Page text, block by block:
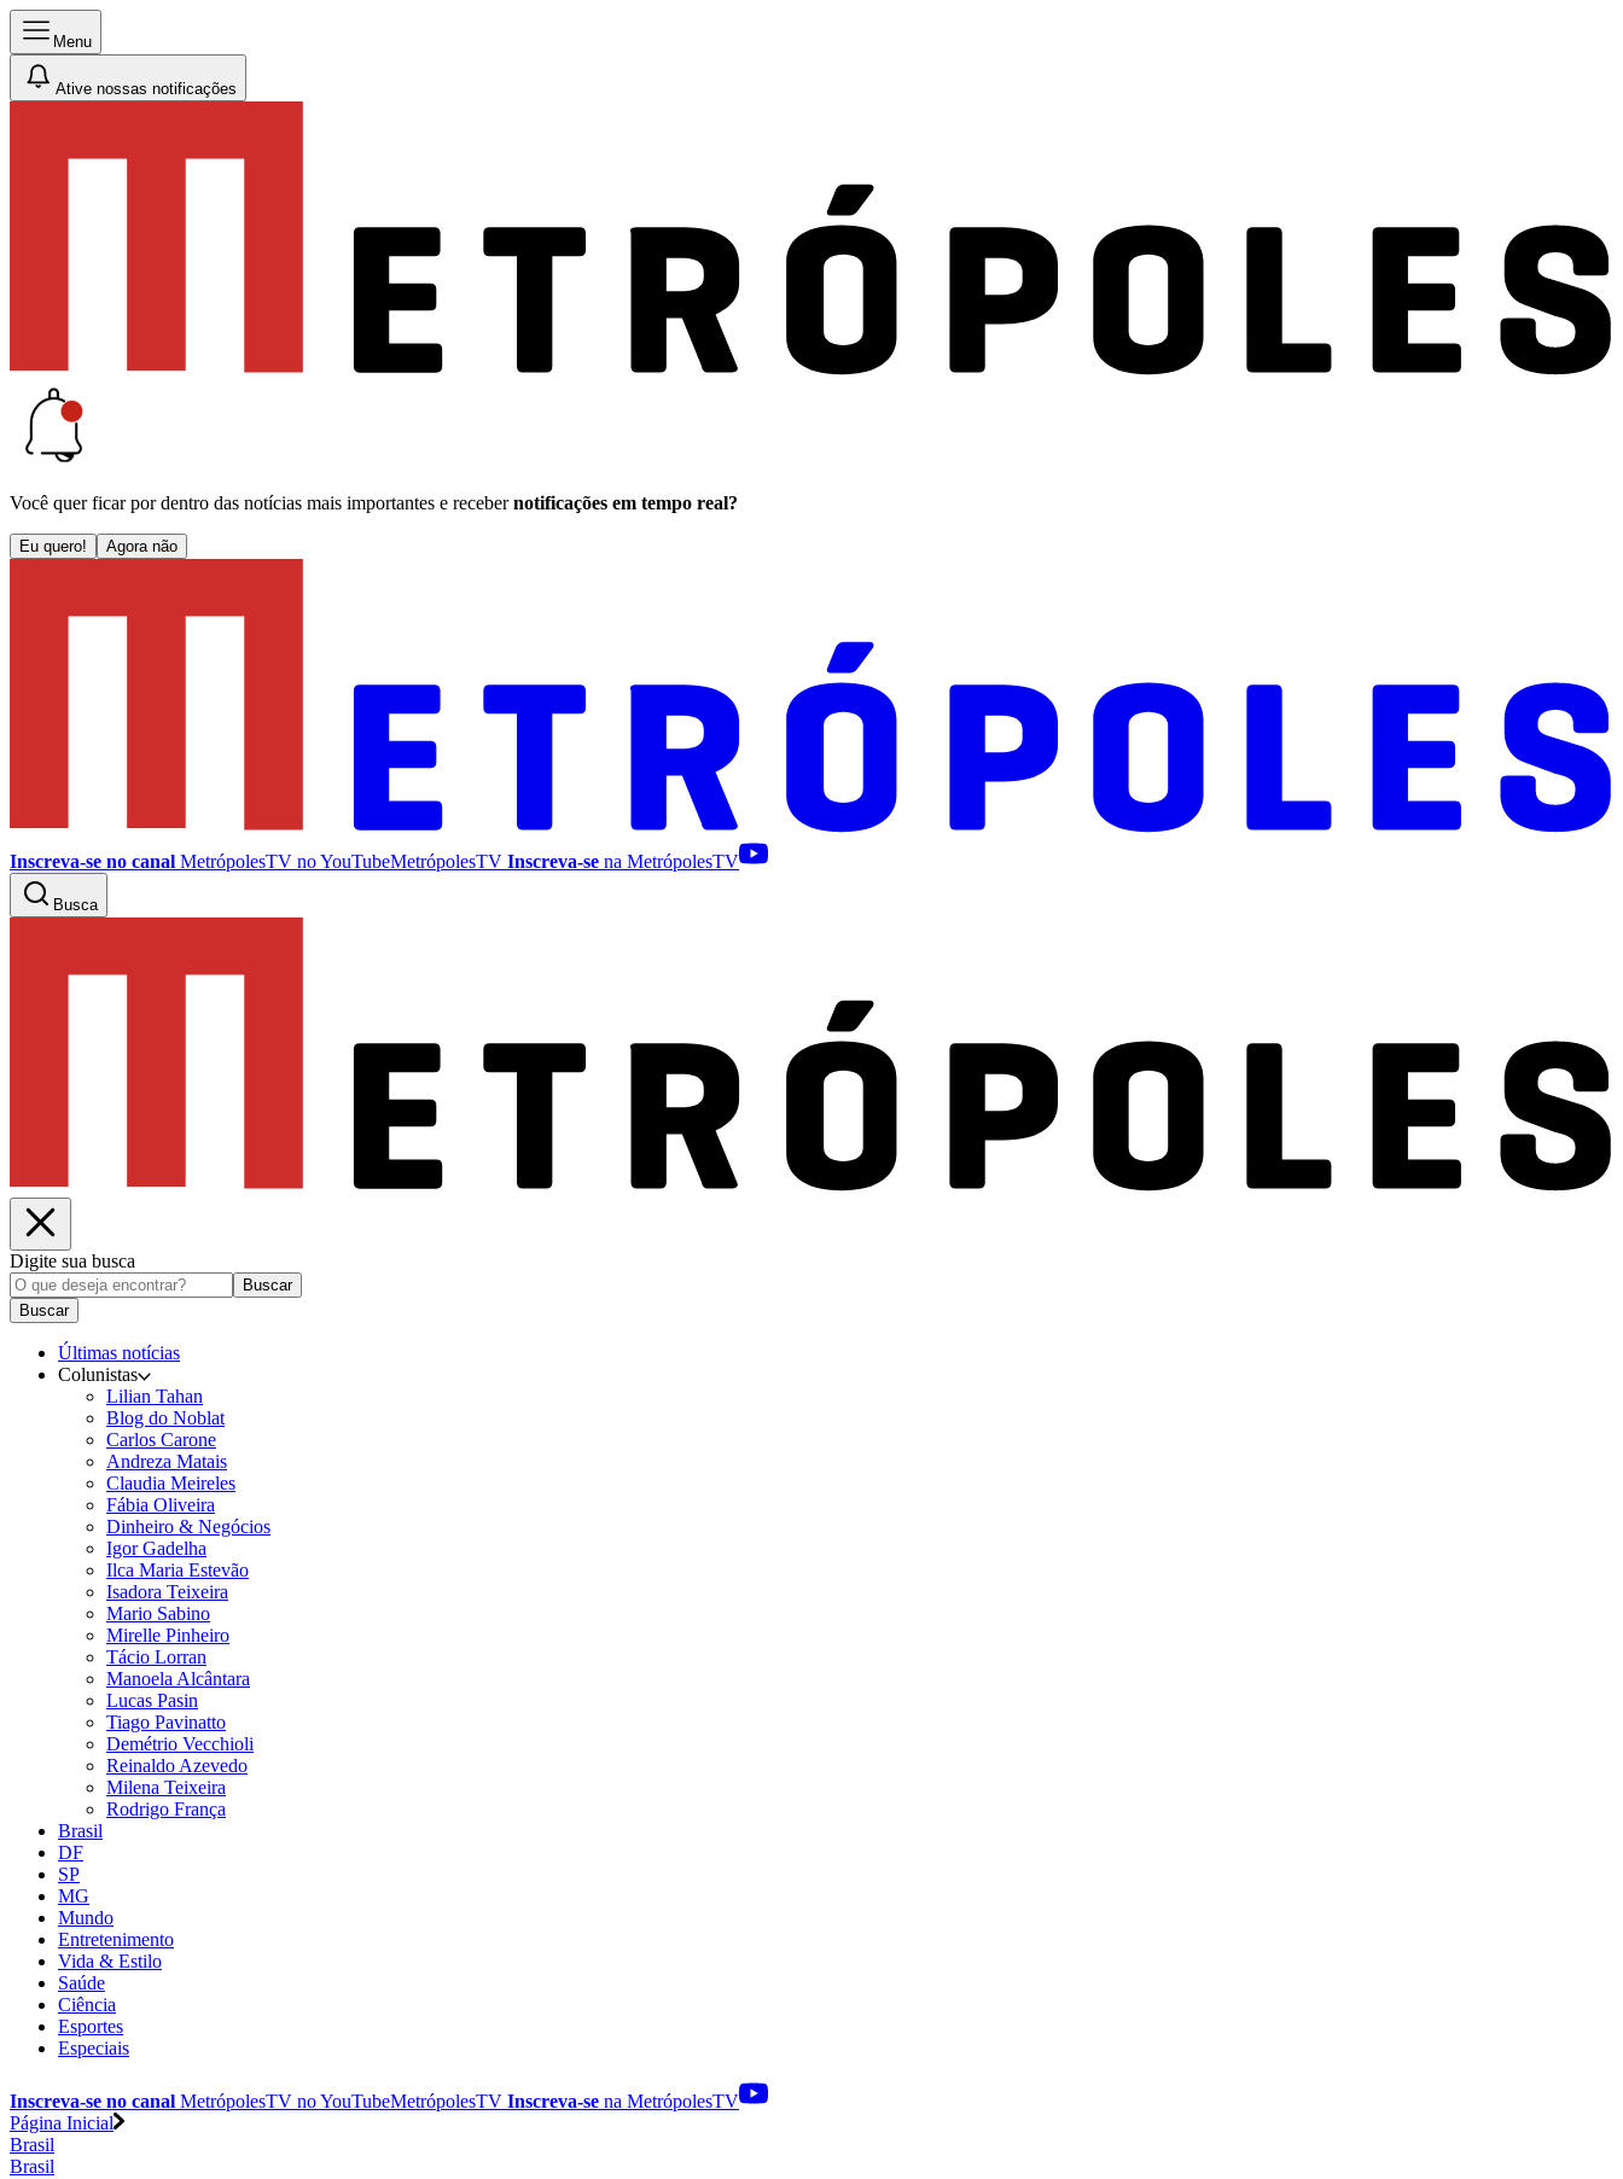
Menu
Ative nossas notificações
Você quer ficar por dentro das notícias mais importantes e receber notificações em tempo real?
Eu quero! Agora não
Inscreva-se no canal MetrópolesTV noYouTubeMetrópolesTV Inscreva-se na MetrópolesTV
Busca
Digite sua busca
Buscar
Buscar
Últimas notícias
Colunistas
Lilian Tahan
Blog do Noblat
Carlos Carone
Andreza Matais
Claudia Meireles
Fábia Oliveira
Dinheiro & Negócios
Igor Gadelha
Ilca Maria Estevão
Isadora Teixeira
Mario Sabino
Mirelle Pinheiro
Tácio Lorran
Manoela Alcântara
Lucas Pasin
Tiago Pavinatto
Demétrio Vecchioli
Reinaldo Azevedo
Milena Teixeira
Rodrigo França
Brasil
DF
SP
MG
Mundo
Entretenimento
Vida & Estilo
Saúde
Ciência
Esportes
Especiais
Inscreva-se no canal MetrópolesTV noYouTubeMetrópolesTV Inscreva-se na MetrópolesTV
Página Inicial
Brasil
Brasil